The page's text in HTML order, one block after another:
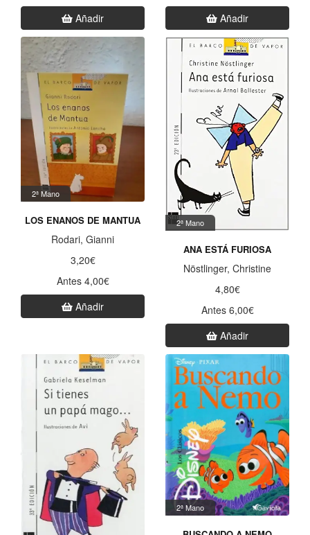
Añadir
Añadir
2ª Mano
LOS ENANOS DE MANTUA
Rodari, Gianni
3,20€
Antes 4,00€
Añadir
2ª Mano
ANA ESTÁ FURIOSA
Nöstlinger, Christine
4,80€
Antes 6,00€
Añadir
2ª Mano